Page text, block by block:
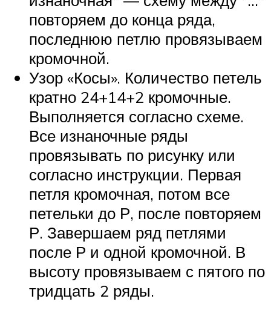
повторяем до конца ряда,
последнюю петлю провязываем
кромочной.
Узор «Косы». Количество петель
кратно 24+14+2 кромочные.
Выполняется согласно схеме.
Все изнаночные ряды
провязывать по рисунку или
согласно инструкции. Первая
петля кромочная, потом все
петельки до Р, после повторяем
Р. Завершаем ряд петлями
после Р и одной кромочной. В
высоту провязываем с пятого по
тридцать 2 ряды.